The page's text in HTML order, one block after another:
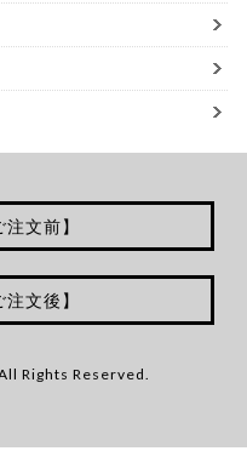
文前】
文後】
Rights Reserved.